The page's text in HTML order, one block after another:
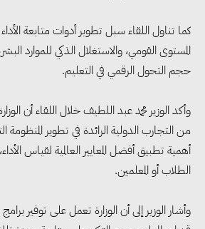
كما تناول اللقاء سبل تطوير أدوات متابعة
المستوى القومي، والاستغلال الذكي للموارد
حجم التحول الرقمي في التعليم.
وأكد الوزير محمد عبد اللطيف خلال اللقاء أن
من التجارب الدولية الرائدة في تطوير المنظومة
أهمية تطبيق أفضل المعايير العالمية لقياس
الطلاب أو المعلمين.
وأشار الوزير إلى أن الوزارة تعمل على توفير
تعزيز أمن الطاقة
والاستثمارات ضمن
الاقتصادية لعام 2026/2027
خلال يوليو.. إنقاذ كبار